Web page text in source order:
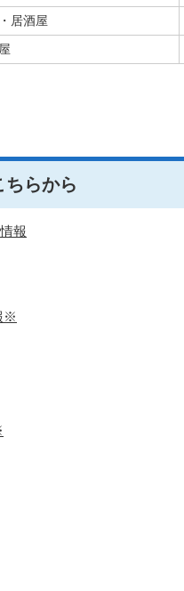
居酒屋
ちらから
報
※